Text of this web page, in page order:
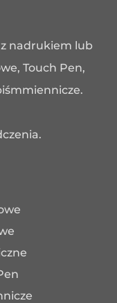
z nadrukiem lub
Touch Pen,